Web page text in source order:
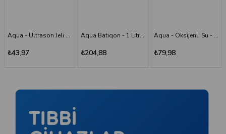
Aqua Batiqon - 1 Litre Batikon - Povidon İyot Çözelti %10
₺204,88
Aqua - Oksijenli Su - 1 lt
₺79,98
Aqua - Scrub (Poviodine) - %7,5 - 1 Litre
₺194,11